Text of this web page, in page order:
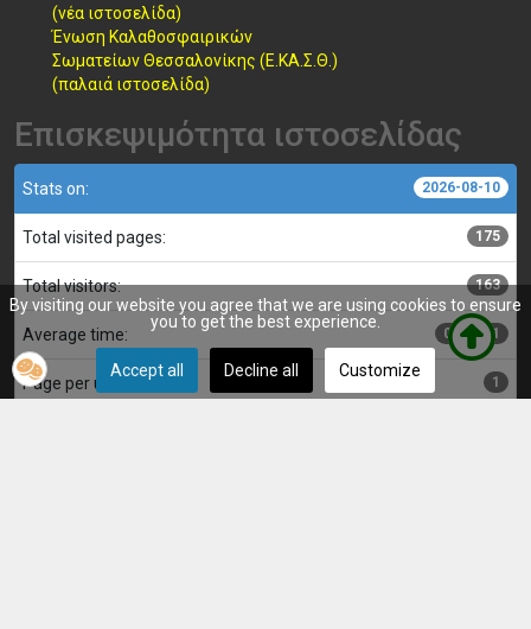
(νέα ιστοσελίδα)
Ένωση Καλαθοσφαιρικών
Σωματείων Θεσσαλονίκης (Ε.ΚΑ.Σ.Θ.)
(παλαιά ιστοσελίδα)
Επισκεψιμότητα ιστοσελίδας
Stats on: 2026-08-10
Total visited pages: 175
Total visitors: 163
Average time: 00:00:01
Page per user: 1
By visiting our website you agree that we are using cookies to ensure
you to get the best experience.
Accept all Decline all Customize